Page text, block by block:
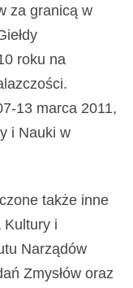
za granicą w
roku na
13 marca 2011,
i Nauki w
także inne
Kultury i
Narządów
Zmysłów oraz